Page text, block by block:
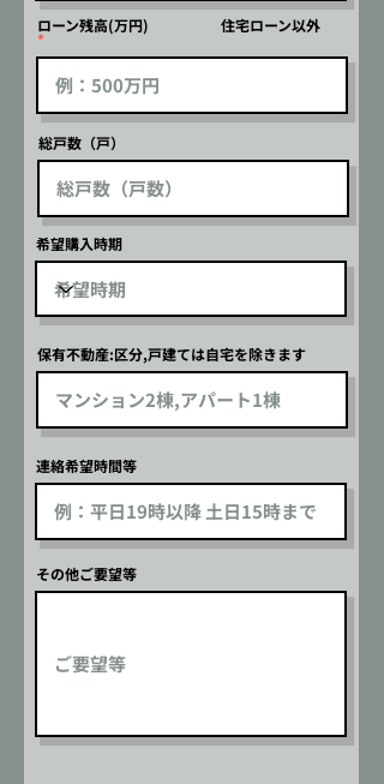
ローン残高(万円) 住宅ローン以外
総戸数（戸）
希望購入時期
保有不動産:区分,戸建ては自宅を除きます
連絡希望時間等
その他ご要望等